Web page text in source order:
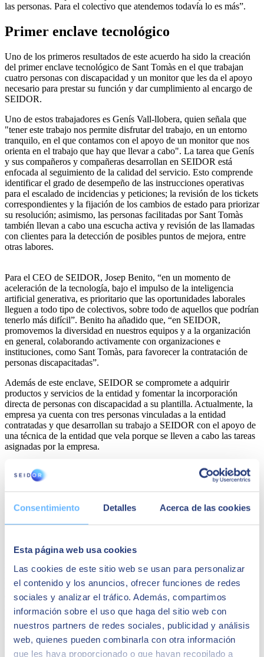
Consentimiento Detalles Acerca de las cookies
Esta página web usa cookies
Las cookies de este sitio web se usan para personalizar
el contenido y los anuncios, ofrecer funciones de redes
sociales y analizar el tráfico. Además, compartimos
información sobre el uso que haga del sitio web con
nuestros partners de redes sociales, publicidad y análisis
web, quienes pueden combinarla con otra información
que les haya proporcionado o que hayan recopilado a
las personas. Para el colectivo que atendemos todavía lo es más”.
Primer enclave tecnológico
Uno de los primeros resultados de este acuerdo ha sido la creación
del primer enclave tecnológico de Sant Tomàs en el que trabajan
cuatro personas con discapacidad y un monitor que les da el apoyo
necesario para prestar su función y dar cumplimiento al encargo de
SEIDOR.
Uno de estos trabajadores es Genís Vall-llobera, quien señala que
"tener este trabajo nos permite disfrutar del trabajo, en un entorno
tranquilo, en el que contamos con el apoyo de un monitor que nos
orienta en el trabajo que hay que llevar a cabo". La tarea que Genís
y sus compañeros y compañeras desarrollan en SEIDOR está
enfocada al seguimiento de la calidad del servicio. Esto comprende
identificar el grado de desempeño de las instrucciones operativas
para el escalado de incidencias y peticiones; la revisión de los tickets
correspondientes y la fijación de los cambios de estado para priorizar
su resolución; asimismo, las personas facilitadas por Sant Tomàs
también llevan a cabo una escucha activa y revisión de las llamadas
con clientes para la detección de posibles puntos de mejora, entre
otras labores.
Para el CEO de SEIDOR, Josep Benito, “en un momento de
aceleración de la tecnología, bajo el impulso de la inteligencia
artificial generativa, es prioritario que las oportunidades laborales
lleguen a todo tipo de colectivos, sobre todo de aquellos que podrían
tenerlo más difícil”. Benito ha añadido que, “en SEIDOR,
promovemos la diversidad en nuestros equipos y a la organización
en general, colaborando activamente con organizaciones e
instituciones, como Sant Tomàs, para favorecer la contratación de
personas discapacitadas”.
Además de este enclave, SEIDOR se compromete a adquirir
productos y servicios de la entidad y fomentar la incorporación
directa de personas con discapacidad a su plantilla. Actualmente, la
empresa ya cuenta con tres personas vinculadas a la entidad
contratadas y que desarrollan su trabajo a SEIDOR con el apoyo de
una técnica de la entidad que vela porque se lleven a cabo las tareas
asignadas por la empresa.
Autor
SEIDORes una consultora tecnológica que ofrece un portafolio
integral de soluciones y servicios que cubren los ámbitos de
Inteligencia Artificial, Edge, Customer Experience, Employee
Experience, ERP, Data, Application Modernization, Cloud,
Conectividad y Ciberseguridad. Con una facturación de 894
millones de euros en el ejercicio 2023 y una plantilla formada por
más de 10.000 profesionales altamente cualificados, SEIDOR tiene
presencia directa en 45 países de Europa, América Latina, Estados
Unidos, Oriente Medio, África y Asia. La consultora es partner de
los principales líderes tecnológicos.